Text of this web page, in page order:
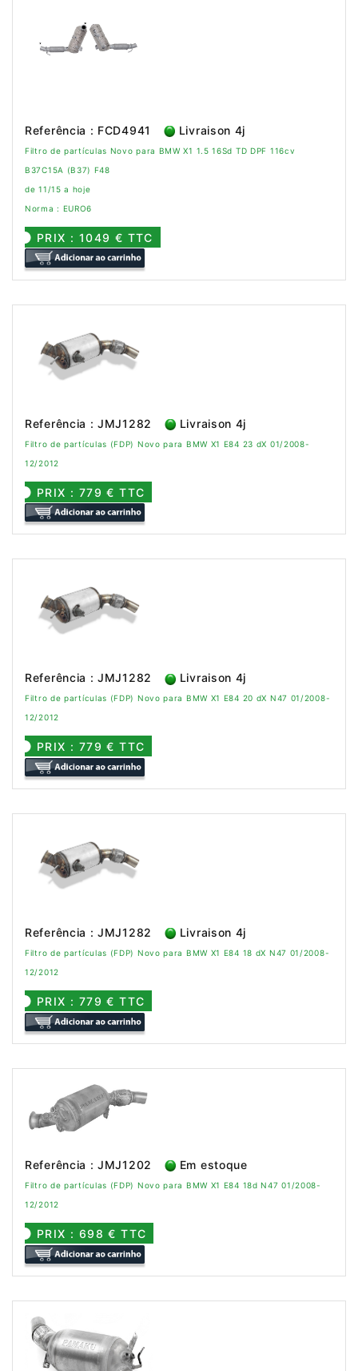
Referência : FCD4941 Livraison 4j
Filtro de partículas Novo para BMW X1 1.5 16Sd TD DPF 116cv
B37C15A (B37) F48
de 11/15 a hoje
Norma : EURO6
PRIX : 1049 € TTC
Referência : JMJ1282 Livraison 4j
Filtro de partículas (FDP) Novo para BMW X1 E84 23 dX 01/2008-
12/2012
PRIX : 779 € TTC
Referência : JMJ1282 Livraison 4j
Filtro de partículas (FDP) Novo para BMW X1 E84 20 dX N47 01/2008-
12/2012
PRIX : 779 € TTC
Referência : JMJ1282 Livraison 4j
Filtro de partículas (FDP) Novo para BMW X1 E84 18 dX N47 01/2008-
12/2012
PRIX : 779 € TTC
Referência : JMJ1202 Em estoque
Filtro de partículas (FDP) Novo para BMW X1 E84 18d N47 01/2008-
12/2012
PRIX : 698 € TTC